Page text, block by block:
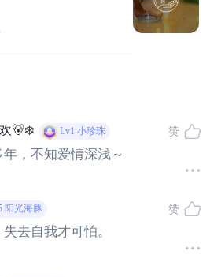
美好的恋爱经历时，激活的脑区
心碎。
中时，我们的自我认同会受到恋
一面镜子，我们从中看到了自
🐻‍❄️ Lv1 小珍珠
，不知爱情深浅～
赞
阳光海豚
去自我才可怕。
赞